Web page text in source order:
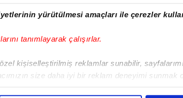
yürütülmesi amaçları ile çerezler
tanımlayarak çalışırlar.
kişiselleştirilmiş reklamlar sunabilir,
size daha iyi bir reklam deneyimi sunmak
gösterdiğimizi ve bu noktada, reklamların
Yüzde Hesaplama
Yasin Suresi
Vakıa Suresi